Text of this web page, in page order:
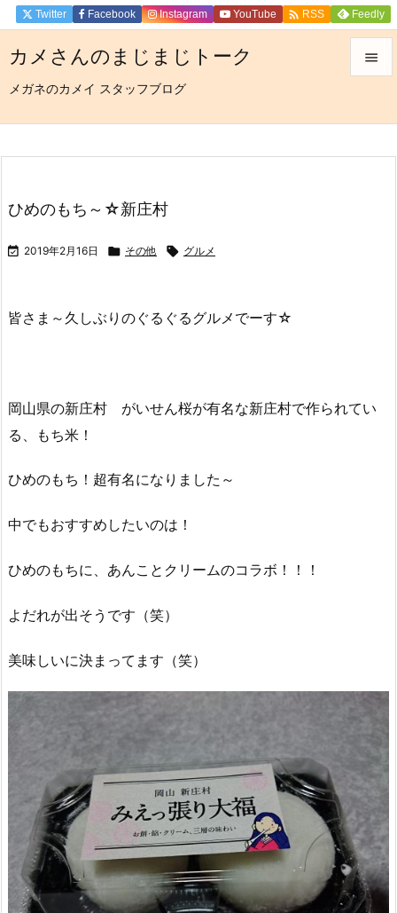
カメさんのまじまじトーク
メガネのカメイ スタッフブログ

サイド
Twitter Facebook Instagram YouTube  RSS Feedly
ひめのもち～☆新庄村
 2019年2月16日  その他  グルメ
皆さま～久しぶりのぐるぐるグルメでーす☆
岡山県の新庄村 がいせん桜が有名な新庄村で作られてい
る、もち米！
ひめのもち！超有名になりました～
中でもおすすめしたいのは！
ひめのもちに、あんことクリームのコラボ！！！
よだれが出そうです（笑）
美味しいに決まってます（笑）